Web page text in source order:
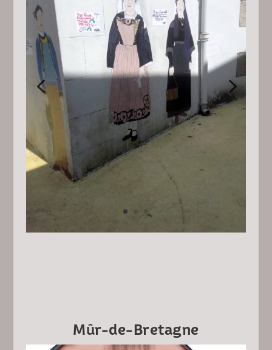
Mûr-de-Bretagne